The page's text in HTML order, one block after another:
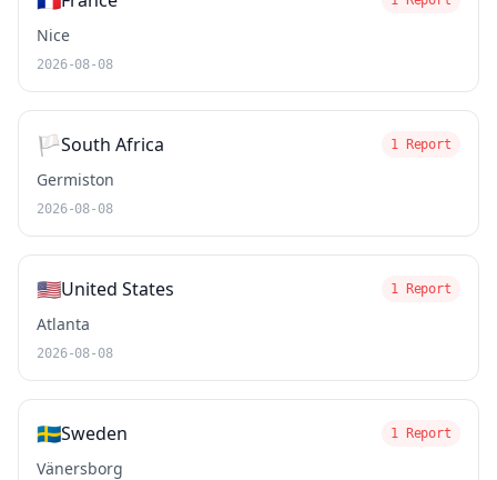
Nice
2026-08-08
🏳️South Africa 1 Report
Germiston
2026-08-08
🇺🇸United States 1 Report
Atlanta
2026-08-08
🇸🇪Sweden 1 Report
Vänersborg